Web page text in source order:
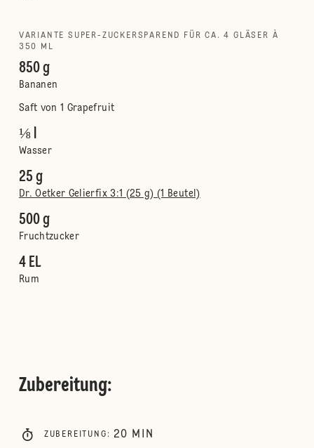
VARIANTE SUPER-ZUCKERSPAREND FÜR CA. 4 GLÄSER À
350 ML
850 g
Bananen
Saft von 1 Grapefruit
⅛ l
Wasser
25 g
Dr. Oetker Gelierfix 3:1 (25 g) (1 Beutel)
500 g
Fruchtzucker
4 EL
Rum
Zubereitung:
ZUBEREITUNG : 20 MIN